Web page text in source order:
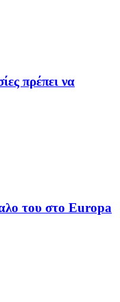
πρέπει να
του στο Europa